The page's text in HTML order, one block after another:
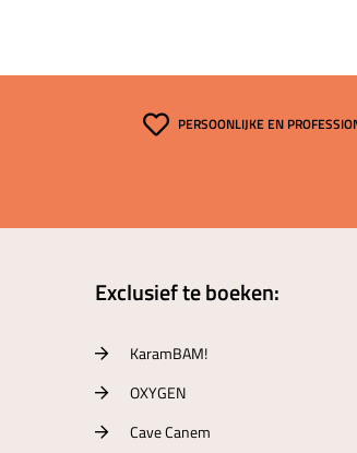
PERSOONLIJKE EN
Exclusief te boeken:
KaramBAM!
OXYGEN
Cave Canem